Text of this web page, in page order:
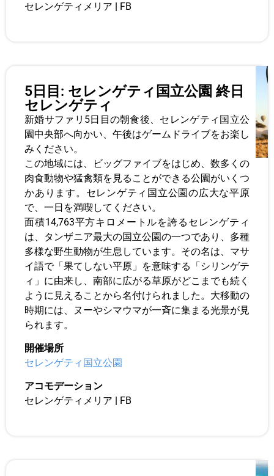
セレンゲティメリア
FB
5日目: セレンゲティ国立公園 終日
セレンゲティ
新婚サファリ5日目の朝食後、セレンゲティ国立公
園中央部へ向かい、午後はゲームドライブをお楽し
みください。
この地域には、ビッグファイブをはじめ、数多くの
肉食動物や猛禽類を見ることができる公園がいくつ
かあります。セレンゲティ国立公園の広大な平原
で、一日を満喫してください。
面積14,763平方キロメートルを誇るセレンゲティ
は、タンザニア最大の国立公園の一つであり、多種
多様な野生動物が生息しています。その名は、マサ
イ語で「果てしない平原」を意味する「シリンゲテ
ィ」に由来し、南部に広がる草原がどこまでも続く
ように見えることから名付けられました。大移動の
時期には、ヌーやシマウマが一斉に集まる光景が見
られます。
開催場所
セレンゲティ国立公園
アコモデーション
セレンゲティメリア
FB